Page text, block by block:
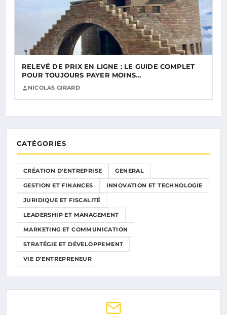
RELEVÉ DE PRIX EN LIGNE : LE GUIDE COMPLET
POUR TOUJOURS PAYER MOINS…
NICOLAS GIRARD
CATÉGORIES
CRÉATION D'ENTREPRISE GENERAL
GESTION ET FINANCES INNOVATION ET TECHNOLOGIE
JURIDIQUE ET FISCALITÉ
LEADERSHIP ET MANAGEMENT
MARKETING ET COMMUNICATION
STRATÉGIE ET DÉVELOPPEMENT
VIE D'ENTREPRENEUR